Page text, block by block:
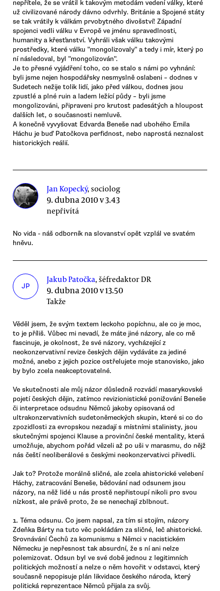
nepřítele, že se vrátil k takovým metodám vedení války, které
už civilizované národy dávno odvrhly. Británie a Spojené státy
se tak vrátily k válkám prvobytného divošství! Západní
spojenci vedli válku v Evropě ve jménu spravedlnosti,
humanity a křesťanství. Vyhráli však válku takovými
prostředky, které válku "mongolizovaly" a tedy i mír, který po
ní následoval, byl "mongolizován".
Je to přesné vyjádření toho, co se stalo s námi po vyhnání:
byli jsme nejen hospodářsky nesmyslně oslabeni – dodnes v
Sudetech nežije tolik lidí, jako před válkou, dodnes jsou
zpustlé a plné ruin a ladem ležící půdy – byli jsme
mongolizováni, připraveni pro krutost padesátých a hloupost
dalších let, o současnosti nemluvě.
A konečně vyvyšovat Edvarda Beneše nad ubohého Emila
Háchu je buď Patočkova perfidnost, nebo naprostá neznalost
historických reálií.
Jan Kopecký, sociolog
9. dubna 2010 v 3.43
nepřivítá
No vida - náš odborník na slovanství opět vzplál ve svatém
hněvu.
JP
Jakub Patočka, šéfredaktor DR
9. dubna 2010 v 13.50
Takže
Věděl jsem, že svým textem leckoho popíchnu, ale co je moc,
to je příliš. Vůbec mi nevadí, že máte jiné názory, ale co mě
fascinuje, je okolnost, že své názory, vycházející z
neokonzervativní revize českých dějin vydáváte za jediné
možné, anebo z jejich pozice ostřelujete moje stanovisko, jako
by bylo zcela neakceptovatelné.
Ve skutečnosti ale můj názor důsledně rozvádí masarykovské
pojetí českých dějin, zatímco revizionistické ponižování Beneše
či interpretace odsudnu Němců jakoby opisovaná od
ultrakonzervativních sudetoněmeckých skupin, které si co do
zpozidlosti za evropskou nezadají s místními stalinisty, jsou
skutečnými spojenci Klause a provinční české mentality, která
umožňuje, abychom pořád vězeli až po uši v marasmu, do nějž
nás čeští neoliberálové s českými neokonzervativci přivedli.
Jak to? Protože morálně sličné, ale zcela ahistorické velebení
Háchy, zatracování Beneše, bědování nad odsunem jsou
názory, na něž lidé u nás prostě nepřistoupí nikoli pro svou
nízkost, ale právě proto, že se nenechají zblbnout.
1. Téma odsunu. Co jsem napsal, za tím si stojím, názory
Zdeňka Bárty na tuto věc pokládám za sličné, leč ahistorické.
Srovnávání Čechů za komunismu s Němci v nacistickém
Německu je nepřesnost tak absurdní, že s ní ani nelze
polemizovat. Odsun byl ve své době jednou z legitimních
politických možností a nelze o něm hovořit v odstavci, který
současně nepopisuje plán likvidace českého národa, který
politická reprezentace Němců přijala za svůj.